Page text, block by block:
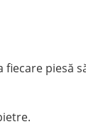
piesă